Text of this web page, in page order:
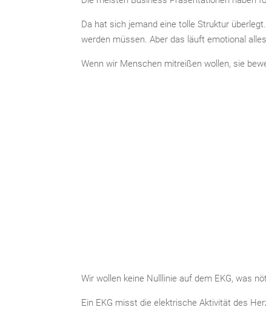
Da hat sich jemand eine tolle Struktur
werden müssen. Aber das läuft emotional
Wenn wir Menschen mitreißen wollen, sie
Wir wollen keine Nulllinie auf dem EKG, was
Ein EKG misst die elektrische Aktivität des